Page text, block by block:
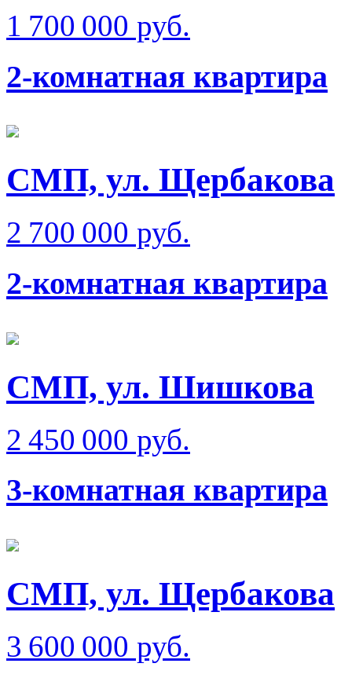
1 700 000 руб.
2-комнатная квартира
СМП, ул. Щербакова
2 700 000 руб.
2-комнатная квартира
СМП, ул. Шишкова
2 450 000 руб.
3-комнатная квартира
СМП, ул. Щербакова
3 600 000 руб.